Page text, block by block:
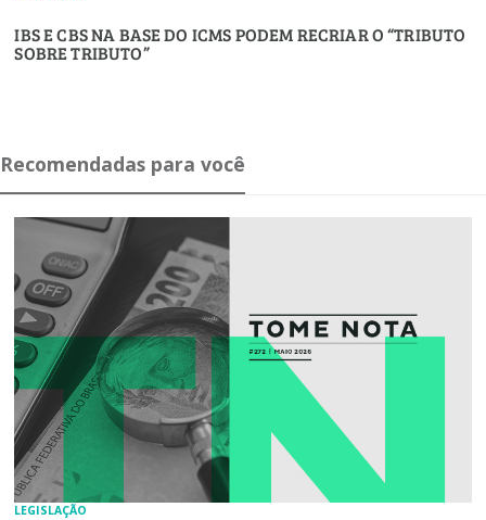
IBS E CBS NA BASE DO ICMS PODEM RECRIAR O “TRIBUTO
SOBRE TRIBUTO”
Recomendadas para você
LEGISLAÇÃO